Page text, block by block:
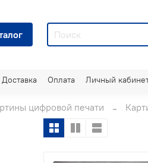
Доставка Оплата Личный
цифровой печати